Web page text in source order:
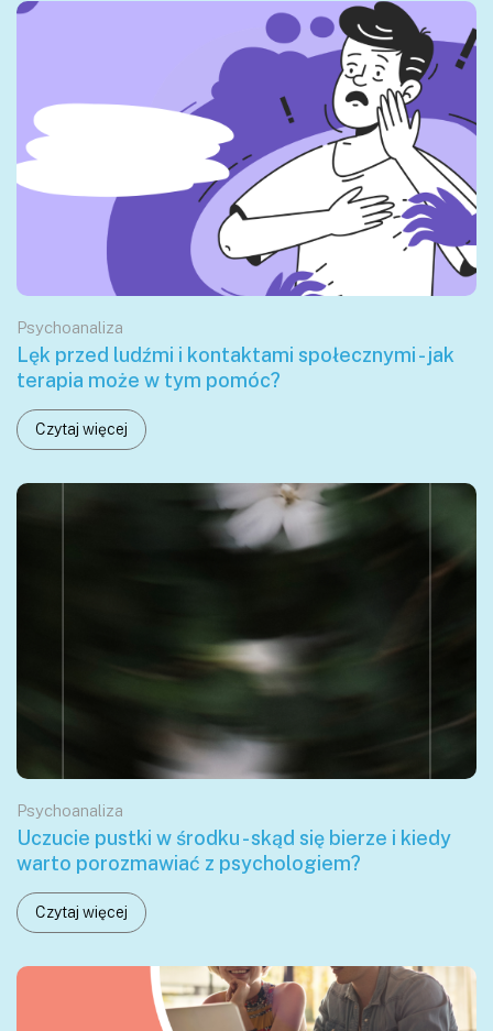
Psychoanaliza
Lęk przed ludźmi i kontaktami społecznymi - jak
terapia może w tym pomóc?
Czytaj więcej
Psychoanaliza
Uczucie pustki w środku - skąd się bierze i kiedy
warto porozmawiać z psychologiem?
Czytaj więcej